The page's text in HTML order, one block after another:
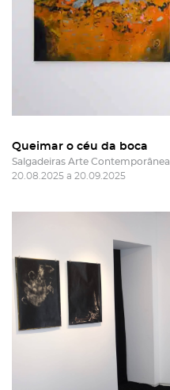
Queimar o céu da boca
Salgadeiras Arte Contemporânea
20.08.2025 a 20.09.2025